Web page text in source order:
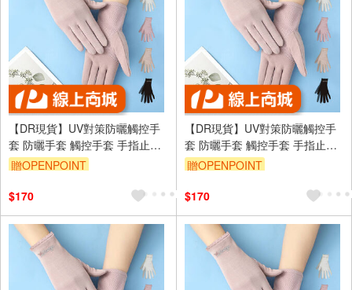
【DR現貨】UV對策防曬觸控手
套 防曬手套 觸控手套 手指止滑
DR6983-88 四季可戴
贈OPENPOINT
$170
【DR現貨】UV對策防曬觸控手
套 防曬手套 觸控手套 手指止滑
DR6983-88 四季可戴
贈OPENPOINT
$170